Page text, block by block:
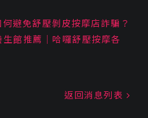
避免舒壓剝皮按摩店詐騙？
館推薦｜哈囉舒壓按摩各
返回消息列表